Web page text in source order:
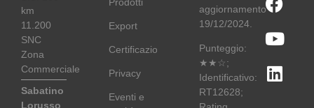
km
11.200
SNC
Zona
Commerciale
Sabatino
Lorusso
Export
Certificazioni
Privacy
Eventi e
aggiornamento
19/12/2024.
Punteggio:
★★☆;
Identificativo:
RT12628;